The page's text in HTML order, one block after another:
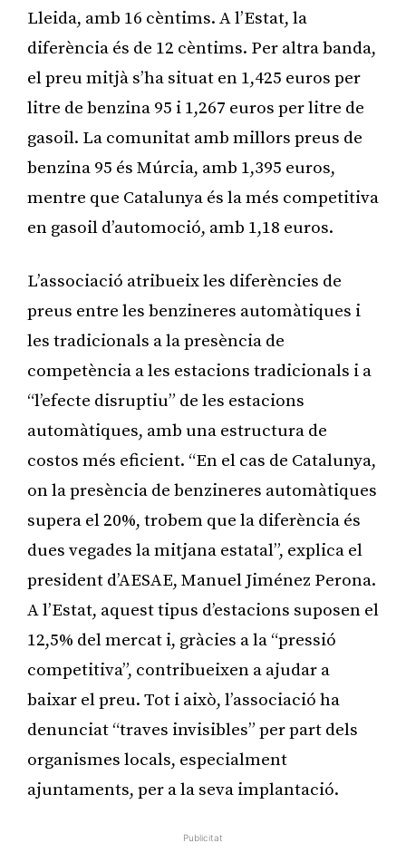
Lleida, amb 16 cèntims. A l’Estat, la
diferència és de 12 cèntims. Per altra banda,
el preu mitjà s’ha situat en 1,425 euros per
litre de benzina 95 i 1,267 euros per litre de
gasoil. La comunitat amb millors preus de
benzina 95 és Múrcia, amb 1,395 euros,
mentre que Catalunya és la més competitiva
en gasoil d’automoció, amb 1,18 euros.
L’associació atribueix les diferències de
preus entre les benzineres automàtiques i
les tradicionals a la presència de
competència a les estacions tradicionals i a
“l’efecte disruptiu” de les estacions
automàtiques, amb una estructura de
costos més eficient. “En el cas de Catalunya,
on la presència de benzineres automàtiques
supera el 20%, trobem que la diferència és
dues vegades la mitjana estatal”, explica el
president d’AESAE, Manuel Jiménez Perona.
A l’Estat, aquest tipus d’estacions suposen el
12,5% del mercat i, gràcies a la “pressió
competitiva”, contribueixen a ajudar a
baixar el preu. Tot i això, l’associació ha
denunciat “traves invisibles” per part dels
organismes locals, especialment
ajuntaments, per a la seva implantació.
Publicitat